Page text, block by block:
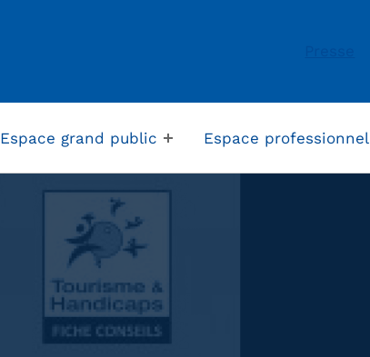
Espace grand public Espace professionnel